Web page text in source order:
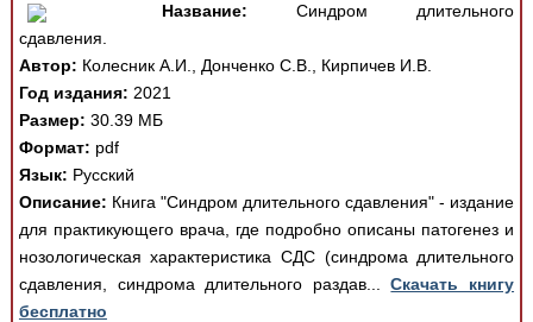
Название: Синдром длительного
сдавления.
Автор: Колесник А.И., Донченко С.В., Кирпичев И.В.
Год издания: 2021
Размер: 30.39 МБ
Формат: pdf
Язык: Русский
Описание: Книга "Синдром длительного сдавления" - издание
для практикующего врача, где подробно описаны патогенез и
нозологическая характеристика СДС (синдрома длительного
сдавления, синдрома длительного раздав...Скачать книгу
бесплатно